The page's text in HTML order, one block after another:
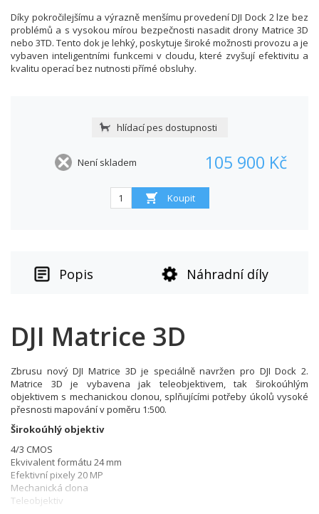
Díky pokročilejšímu a výrazně menšímu provedení DJI Dock 2 lze bez
problémů a s vysokou mírou bezpečnosti nasadit drony Matrice 3D
nebo 3TD. Tento dok je lehký, poskytuje široké možnosti provozu a je
vybaven inteligentními funkcemi v cloudu, které zvyšují efektivitu a
kvalitu operací bez nutnosti přímé obsluhy.
hlídací pes dostupnosti
Není skladem 105 900 Kč
Popis Náhradní díly
DJI Matrice 3D
Zbrusu nový DJI Matrice 3D je speciálně navržen pro DJI Dock 2.
Matrice 3D je vybavena jak teleobjektivem, tak širokoúhlým
objektivem s mechanickou clonou, splňujícími potřeby úkolů vysoké
přesnosti mapování v poměru 1:500.
Širokoúhlý objektiv
4/3 CMOS
Ekvivalent formátu 24 mm
Efektivní pixely 20 MP
Mechanická clona
Teleobjektiv